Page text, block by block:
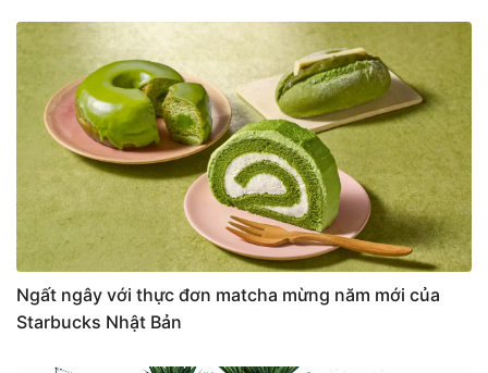
Ngất ngây với thực đơn matcha mừng năm mới của
Starbucks Nhật Bản